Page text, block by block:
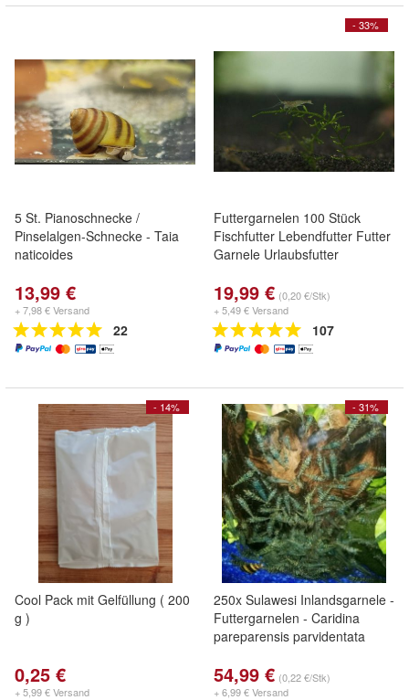
5 St. Pianoschnecke /
Pinselalgen-Schnecke - Taia
naticoides
13,99 €
+ 7,98 € Versand
22
- 33%
Futtergarnelen 100 Stück
Fischfutter Lebendfutter Futter
Garnele Urlaubsfutter
19,99 € (0,20 €/Stk)
+ 5,49 € Versand
107
- 14%
Cool Pack mit Gelfüllung ( 200
g )
0,25 €
+ 5,99 € Versand
- 31%
250x Sulawesi Inlandsgarnele -
Futtergarnelen - Caridina
pareparensis parvidentata
54,99 € (0,22 €/Stk)
+ 6,99 € Versand